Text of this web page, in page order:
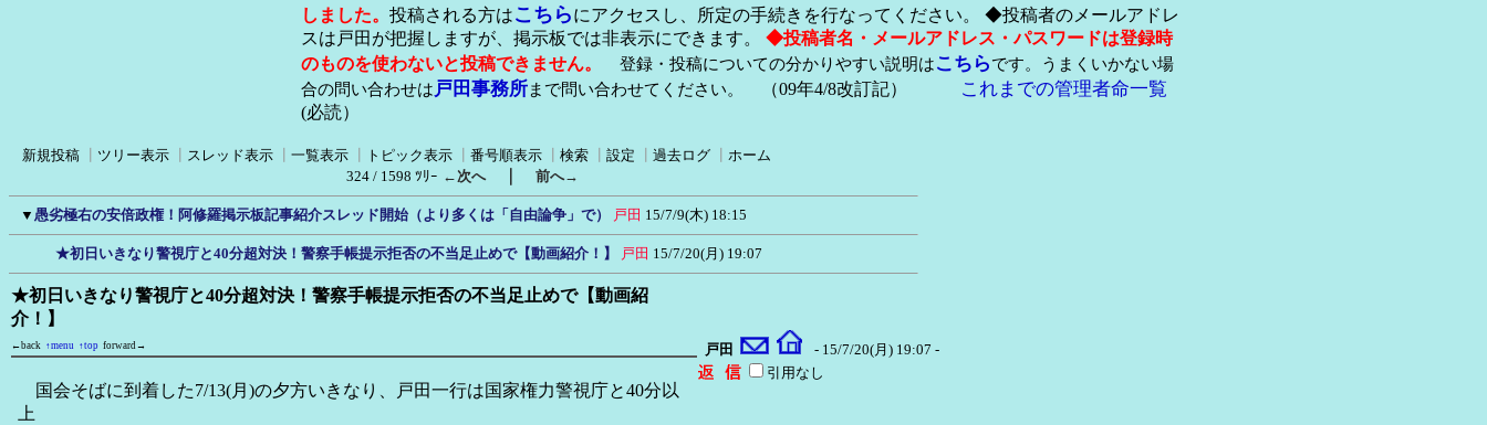
しました。 投稿される方はこちらにアクセスし、所定の手続きを行なってください。 ◆投稿者のメールアドレ
スは戸田が把握しますが、掲示板では非表示にできます。 ◆投稿者名・メールアドレス・パスワードは登録時
のものを使わないと投稿できません。
登録・投稿についての分かりやすい説明はこちらです。うまくいかない場
合の問い合わせは戸田事務所まで問い合わせてください。 （09年4/8改訂記） これまでの管理者命一覧
(必読）
新規投稿 ツリー表示 スレッド表示 一覧表示 トピック表示 番号順表示 検索 設定 過去ログ
ホーム
324 / 1598 ﾂﾘｰ ←次へ｜ 前へ→
▼ 愚劣極右の安倍政権！阿修羅掲示板記事紹介スレッド開始（より多くは「自由論争」で） 戸田 15/7/9(木) 18:15
★初日いきなり警視庁と40分超対決！警察手帳提示拒否の不当足止めで【動画紹介！】 戸田 15/7/20(月) 19:07
★初日いきなり警視庁と40分超対決！警察手帳提示拒否の不当足止めで【動画紹
介！】
←back ↑menu ↑top forward→ 戸田 - 15/7/20(月) 19:07 -
国会そばに到着した7/13(月)の夕方いきなり、戸田一行は国家権力警視庁と40分以
上
引用なし